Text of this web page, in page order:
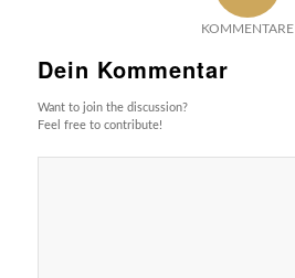
KOMMENTARE
Dein Kommentar
Want to join the discussion?
Feel free to contribute!